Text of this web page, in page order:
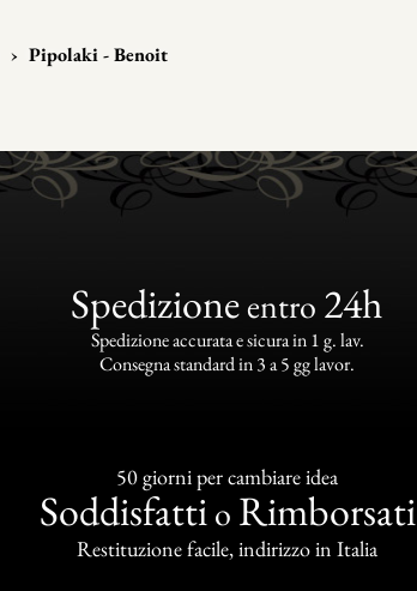
› Pipolaki - Benoit
Spedizioneentro 24h
Spedizione accurata e sicura in 1 g. lav.
Consegna standard in 3 a 5 gg lavor.
50 giorni per cambiare idea
Soddisfattio Rimborsati
Restituzione facile, indirizzo in Italia